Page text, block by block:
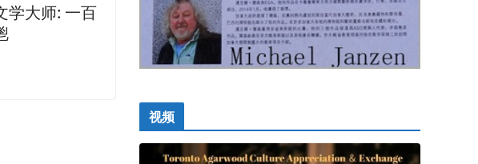
学大师: 一百
视频